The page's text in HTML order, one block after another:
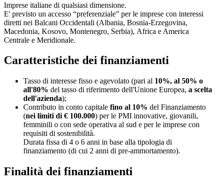
Imprese italiane di qualsiasi dimensione.
E' previsto un accesso “preferenziale” per le imprese con interessi
diretti nei Balcani Occidentali (Albania, Bosnia-Erzegovina,
Macedonia, Kosovo, Montenegro, Serbia), Africa e America
Centrale e Meridionale.
Caratteristiche dei finanziamenti
Tasso di interesse fisso e agevolato (pari al 10%, al 50% o
all'80% del tasso di riferimento dell'Unione Europea, a scelta
dell'azienda);
Contributo in conto capitale fino al 10% del Finanziamento
(nei limiti di € 100.000) per le PMI innovative, giovanili,
femminili o con sede operativa al sud e per le imprese con
requisiti di sostenibilità.
Durata fissa di 4 o 6 anni in base alla tipologia di
finanziamento (di cui 2 anni di pre-ammortamento).
Finalità dei finanziamenti